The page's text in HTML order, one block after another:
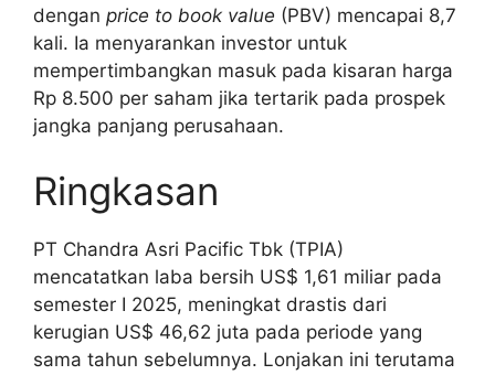
dengan price to book value (PBV) mencapai 8,7
kali. Ia menyarankan investor untuk
mempertimbangkan masuk pada kisaran harga
Rp 8.500 per saham jika tertarik pada prospek
jangka panjang perusahaan.
Ringkasan
PT Chandra Asri Pacific Tbk (TPIA)
mencatatkan laba bersih US$ 1,61 miliar pada
semester I 2025, meningkat drastis dari
kerugian US$ 46,62 juta pada periode yang
sama tahun sebelumnya. Lonjakan ini terutama